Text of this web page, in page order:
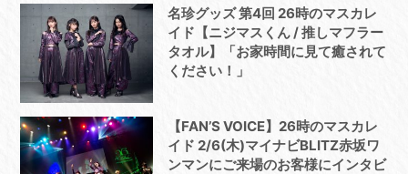
名珍グッズ 第4回 26時のマスカレ
イド【ニジマスくん / 推しマフラー
タオル】「お家時間に見て癒されて
ください！」
【FAN’S VOICE】26時のマスカレ
イド 2/6(木)マイナビBLITZ赤坂ワ
ンマンにご来場のお客様にインタビ